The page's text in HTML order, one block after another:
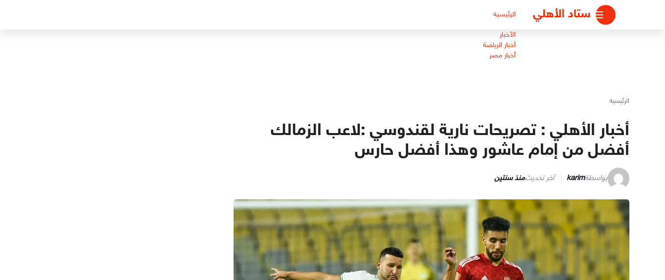
ستاد الأهلي الرئيسية
الأخبار
أخبار الرياضة
أخبار مصر
الرئيسية
أخبار الأهلي : تصريحات نارية لقندوسي :لاعب الزمالك
أفضل من إمام عاشور وهذا أفضل حارس
بواسطةkarim آخر تحديثمنذ سنتين